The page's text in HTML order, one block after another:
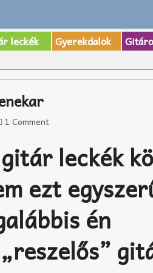
leckék Gyerekdalok
1 Comment
leckék
ezt
én